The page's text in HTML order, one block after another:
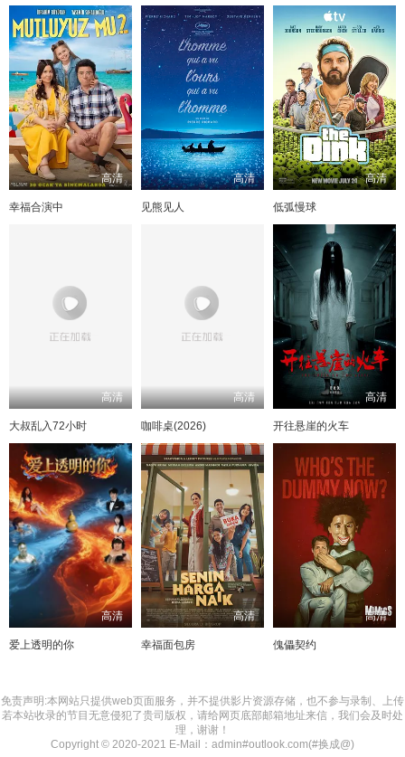
高清
幸福合演中
高清
见熊见人
高清
低弧慢球
高清
大叔乱入72小时
高清
咖啡桌(2026)
高清
开往悬崖的火车
高清
爱上透明的你
高清
幸福面包房
高清
傀儡契约
免责声明:本网站只提供web页面服务，并不提供影片资源存储，也不参与录制、上传
若本站收录的节目无意侵犯了贵司版权，请给网页底部邮箱地址来信，我们会及时处
理，谢谢！
Copyright © 2020-2021 E-Mail：admin#outlook.com(#换成@)